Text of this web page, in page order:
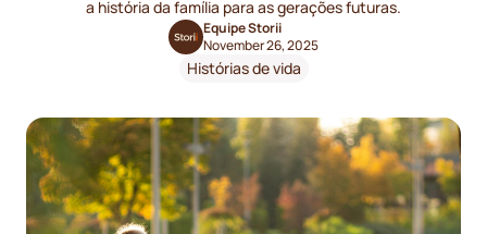
a história da família para as gerações futuras.
Equipe Storii
November 26, 2025
Histórias de vida